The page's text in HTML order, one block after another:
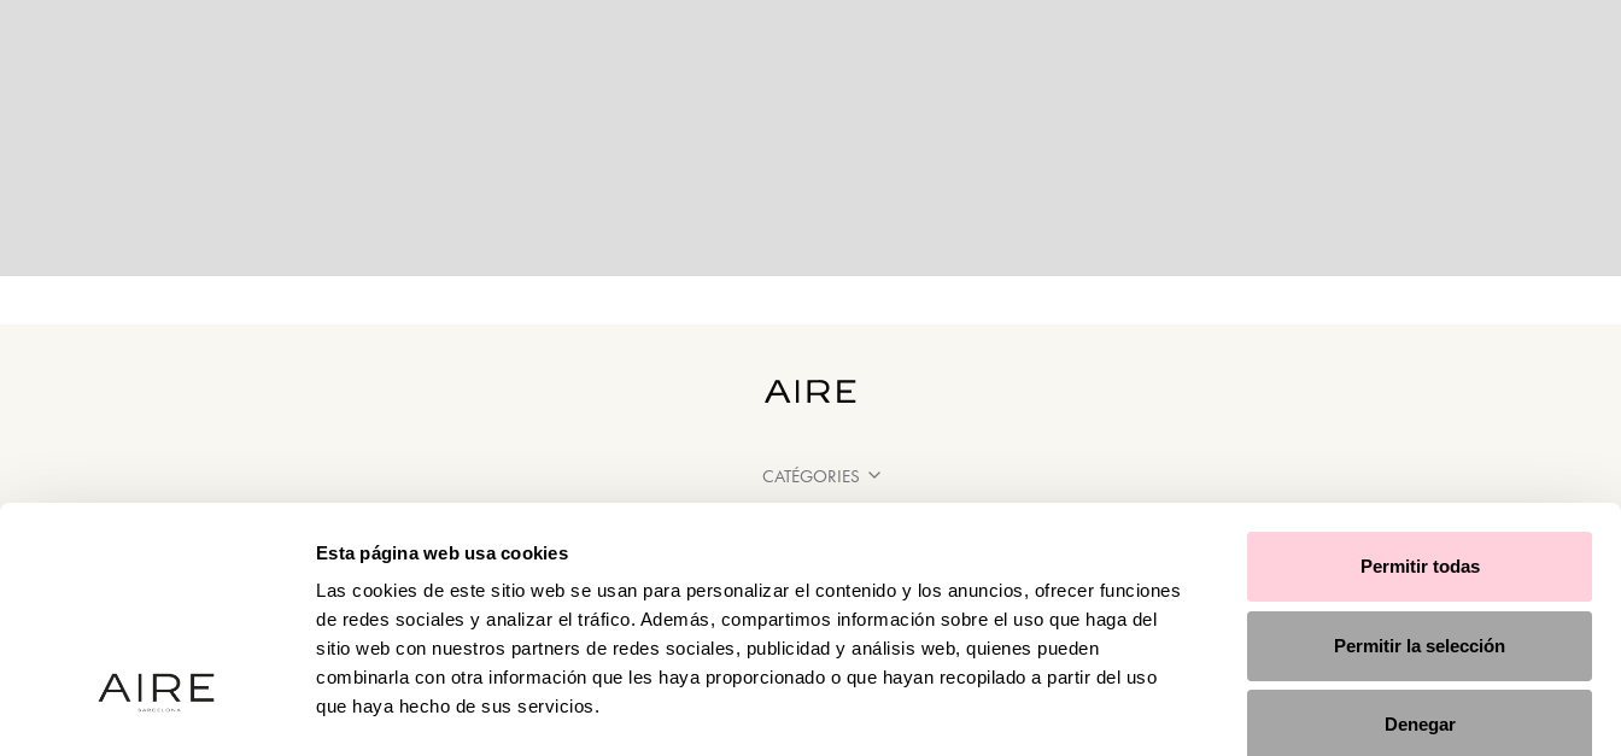
Esta página web usa cookies
Las cookies de este sitio web se usan para personalizar el contenido y los anuncios, ofrecer funciones
de redes sociales y analizar el tráfico. Además, compartimos información sobre el uso que haga del
sitio web con nuestros partners de redes sociales, publicidad y análisis web, quienes pueden
combinarla con otra información que les haya proporcionado o que hayan recopilado a partir del uso
que haya hecho de sus servicios.
Permitir todas
Permitir la selección
Denegar
CATÉGORIES
POINT DE VENTE